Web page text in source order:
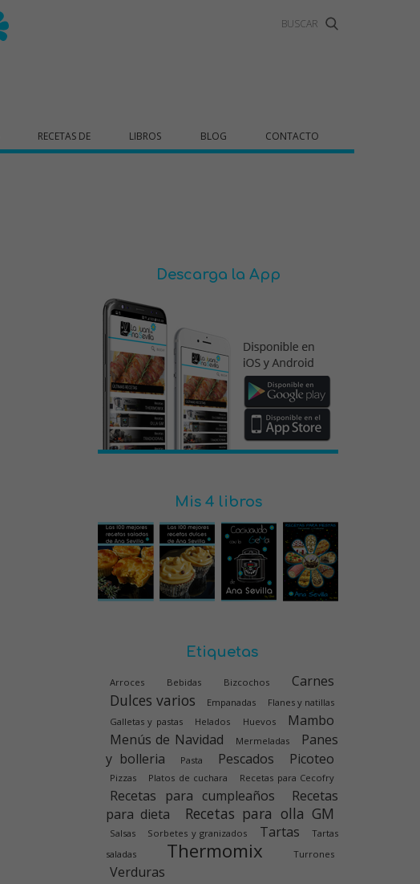
RECETAS DE LIBROS BLOG CONTACTO
Descarga la App
Mis 4 libros
Etiquetas
Arroces Bebidas Bizcochos Carnes
Dulces varios Empanadas
Flanes y natillas
Galletas y pastas
Helados Huevos
Mambo
Menús de Navidad
Mermeladas
Panes
y bolleria
Pasta Pescados Picoteo
Pizzas Platos de cuchara Recetas para Cecofry
Recetas para cumpleaños
Recetas
para dieta
Recetas para olla GM
Salsas Sorbetes y granizados Tartas
Tartas
saladas
Thermomix Turrones
Verduras